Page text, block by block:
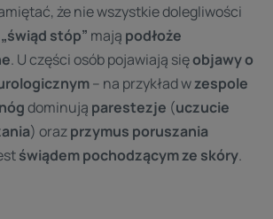
że nie wszystkie dolegliwości
„świąd stóp” mają podłoże
. U części osób pojawiają sięobjawy o
– na przykład wzespole
dominują parestezje (uczucie
) orazprzymus poruszania
świądem pochodzącym ze skóry.